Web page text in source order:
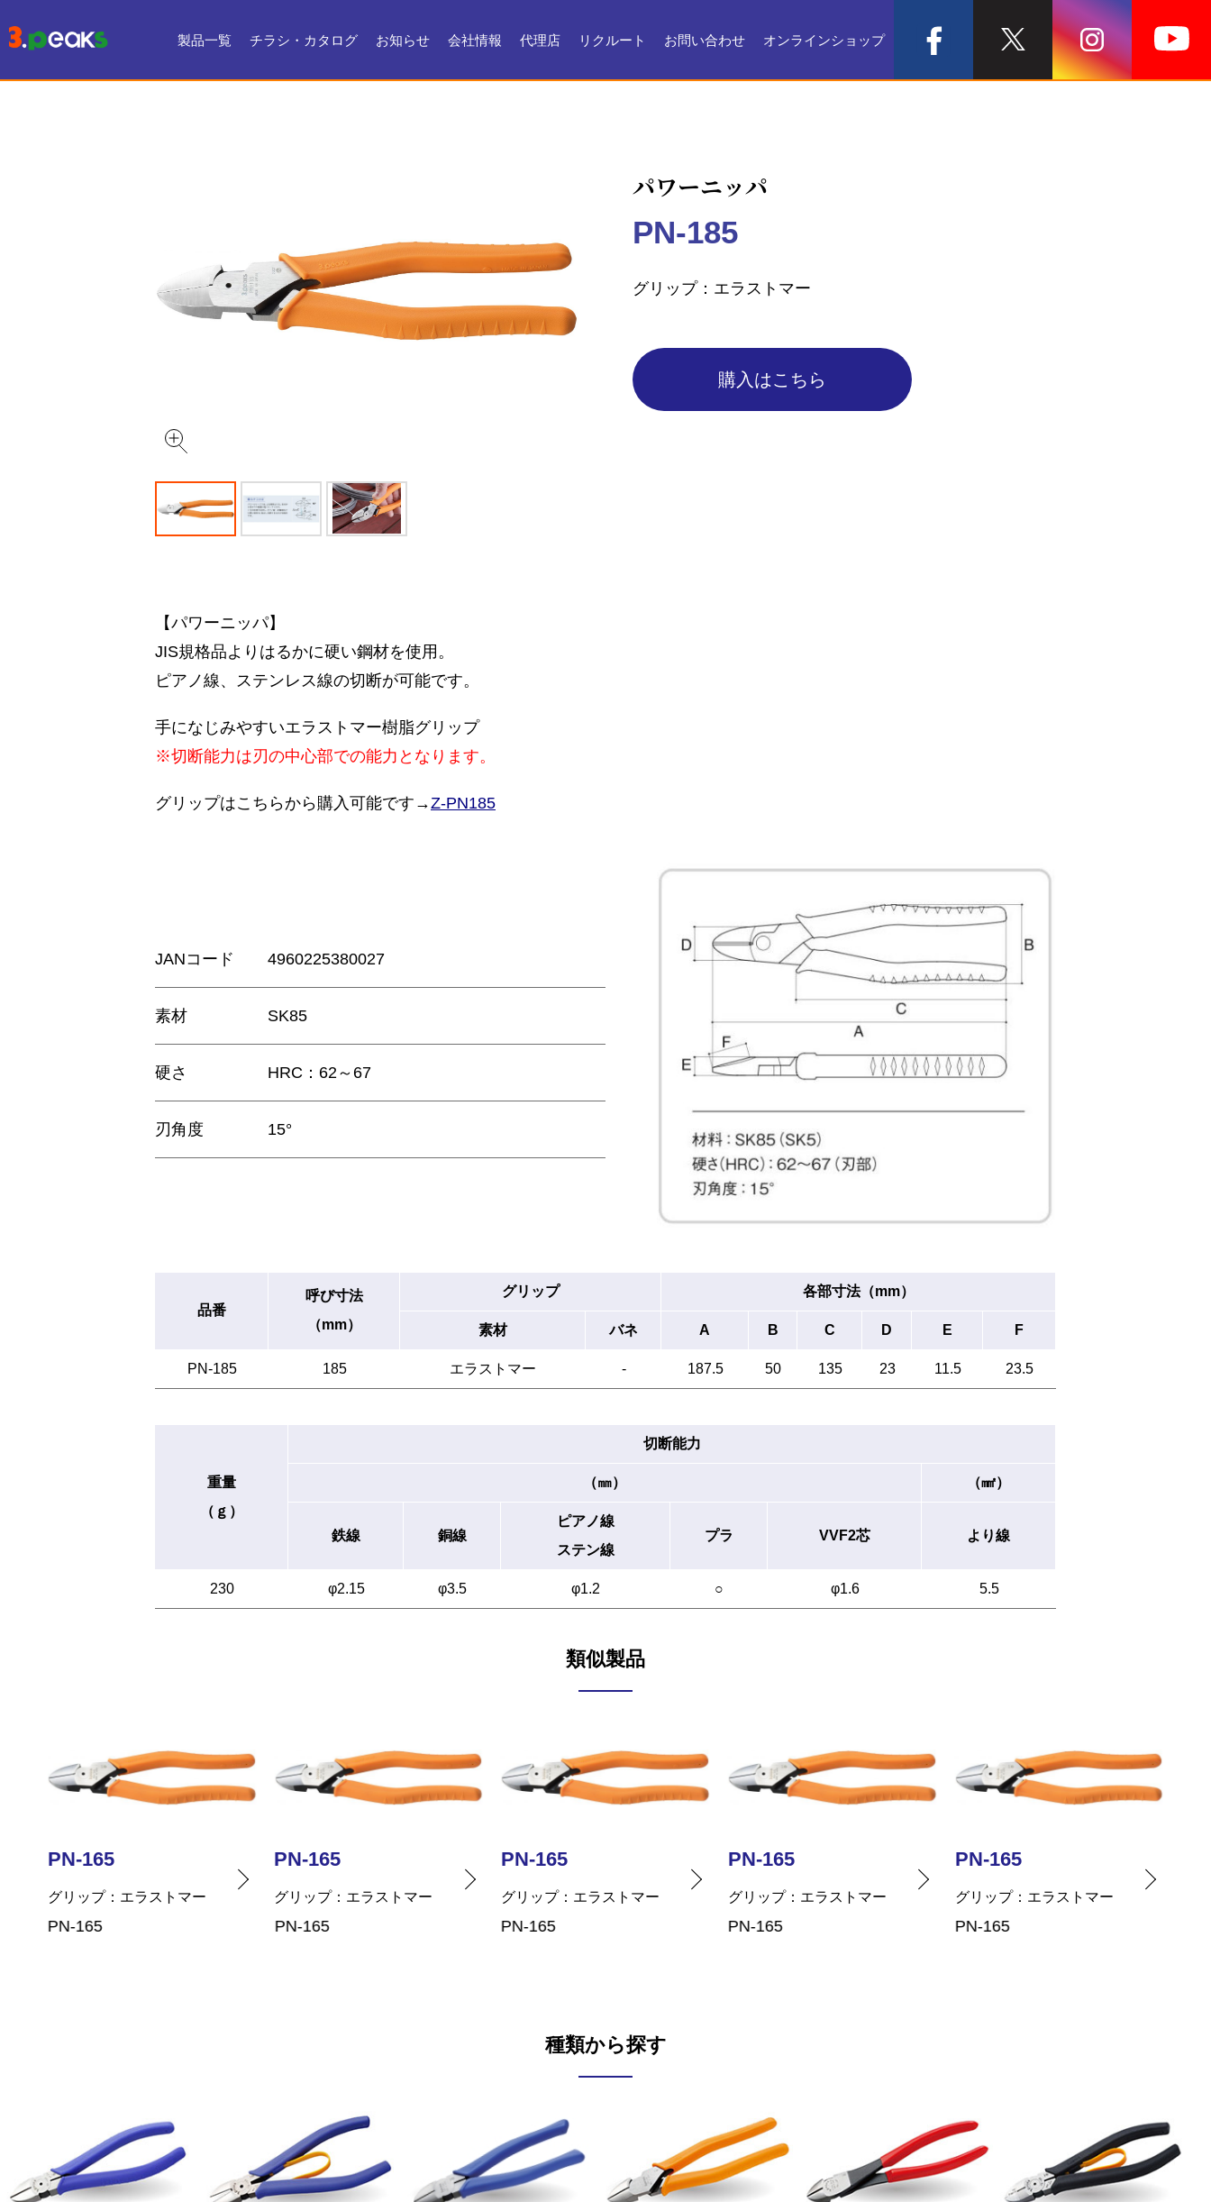
製品一覧
チラシ・カタログ
お知らせ
会社情報
代理店 リクルート
お問い合わせ
オンラインショップ
パワーニッパ
PN-185
グリップ エラストマー
購入はこちら
【パワーニッパ】
JIS規格品よりはるかに硬い鋼材を使用。
ピアノ線、ステンレス線の切断が可能です。
手になじみやすいエラストマー樹脂グリップ
※切断能力は刃の中心部での能力となります。
グリップはこちらから購入可能です→Z-PN185
JANコード 4960225380027
素材 SK85
硬さ HRC：62～67
刃角度 15°
品番
呼び寸法
（mm）
グリップ 各部寸法（mm）
素材 バネ A B C D E F
PN-185 185 エラストマー - 187.5 50 135 23 11.5 23.5
重量
（ｇ）
切断能力
（㎜） （㎟）
鉄線 銅線
ピアノ線
ステン線
プラ VVF2芯 より線
230 φ2.15 φ3.5 φ1.2 ○ φ1.6 5.5
類似製品
PN-165
グリップ エラストマー
PN-165
PN-165
グリップ エラストマー
PN-165
PN-165
グリップ エラストマー
PN-165
PN-165
グリップ エラストマー
PN-165
PN-165
グリップ エラストマー
PN-165
種類から探す